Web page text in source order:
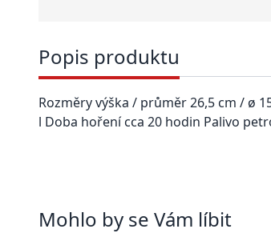
Popis produktu
Rozměry výška / průměr 26,5 cm / ø
l Doba hoření cca 20 hodin Palivo
Mohlo by se Vám líbit